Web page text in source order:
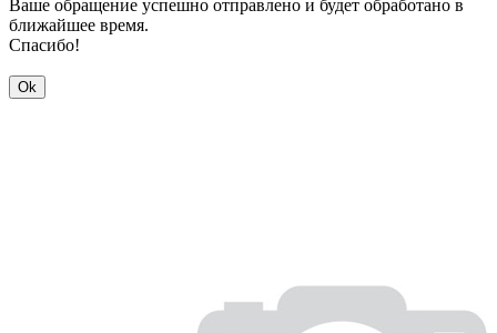
Ваше обращение успешно отправлено и будет обработано в
ближайшее время.
Спасибо!
Ok